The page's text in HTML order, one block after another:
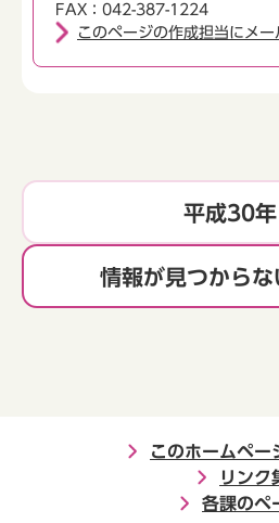
FAX：042-387-1224
このページの作成担当にメー
平成30年
情報が見つからな
このホームペー
リンク
各課のペ